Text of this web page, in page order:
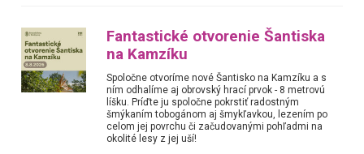
Fantastické otvorenie Šantiska
na Kamzíku
Spoločne otvoríme nové Šantisko na Kamzíku a s
ním odhalíme aj obrovský hrací prvok - 8 metrovú
líšku. Príďte ju spoločne pokrstiť radostným
šmýkaním tobogánom aj šmykľavkou, lezením po
celom jej povrchu či začudovanými pohľadmi na
okolité lesy z jej uší!